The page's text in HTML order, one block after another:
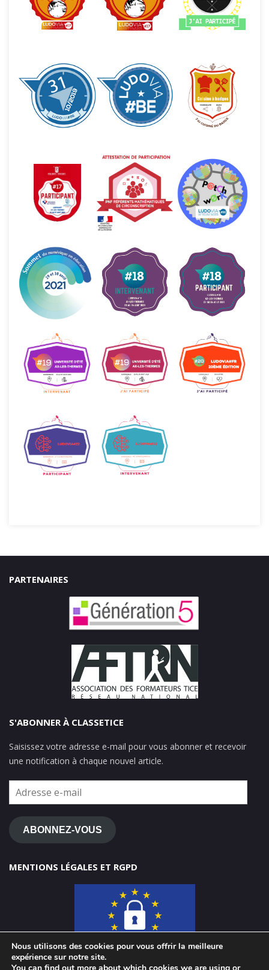
PARTENAIRES
S'ABONNER À CLASSETICE
Saisissez votre adresse e-mail pour vous abonner et recevoir
une notification à chaque nouvel article.
Adresse
e-
mail
ABONNEZ-VOUS
MENTIONS LÉGALES ET RGPD
Nous utilisons des cookies pour vous offrir la meilleure
expérience sur notre site.